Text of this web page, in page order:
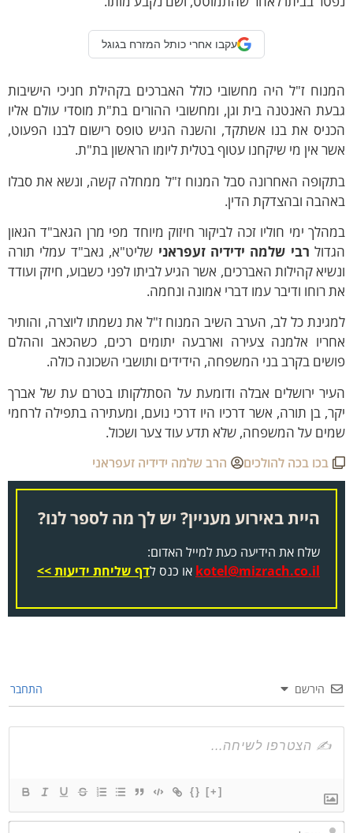
עקבו אחרי כותל המזרח בגוגל
ז"ל היה מחשובי כולל האברכים בקהילת חניכי הישיבות
האנטנה בית וגן, ומחשובי ההורים בת"ת מוסדי עולם אליו
את בנו אשתקד, והשנה הגיש טופס רישום לבנו הפעוט,
אין מי שיקחנו עטוף בטלית ליומו הראשון בת"ת.
האחרונה סבל המנוח ז"ל ממחלה קשה, ונשא את סבלו
ובהצדקת הדין.
ימי חוליו זכה לביקור חיזוק מיוחד מפי מרן הגאב"ד הגאון
רבי שלמה ידידיה זעפראנישליט"א, גאב"ד עמלי תורה
קהילות האברכים, אשר הגיע לביתו לפני כשבוע, חיזק ועודד
רוחו ודיבר עמו דברי אמונה ונחמה.
כל לב, הערב השיב המנוח ז"ל את נשמתו ליוצרה, והותיר
אלמנה צעירה וארבעה יתומים רכים, כשהכאב וההלם
בקרב בני המשפחה, הידידים ותושבי השכונה כולה.
ירושלים אבלה ודומעת על הסתלקותו בטרם עת של אברך
בן תורה, אשר דרכיו היו דרכי נועם, ומעתירה בתפילה לרחמי
על המשפחה, שלא תדע עוד צער ושכול.
בכו בכה להולכים הרב שלמה ידידיה זעפראני
היית באירוע מעניין? יש לך מה לספר לנו?
שלח את הידיעה כעת למייל האדום:
kotel@mizrach.co.ilאו כנס לדף שליחת ידיעות >>
הירשם התחבר
{}
שם*